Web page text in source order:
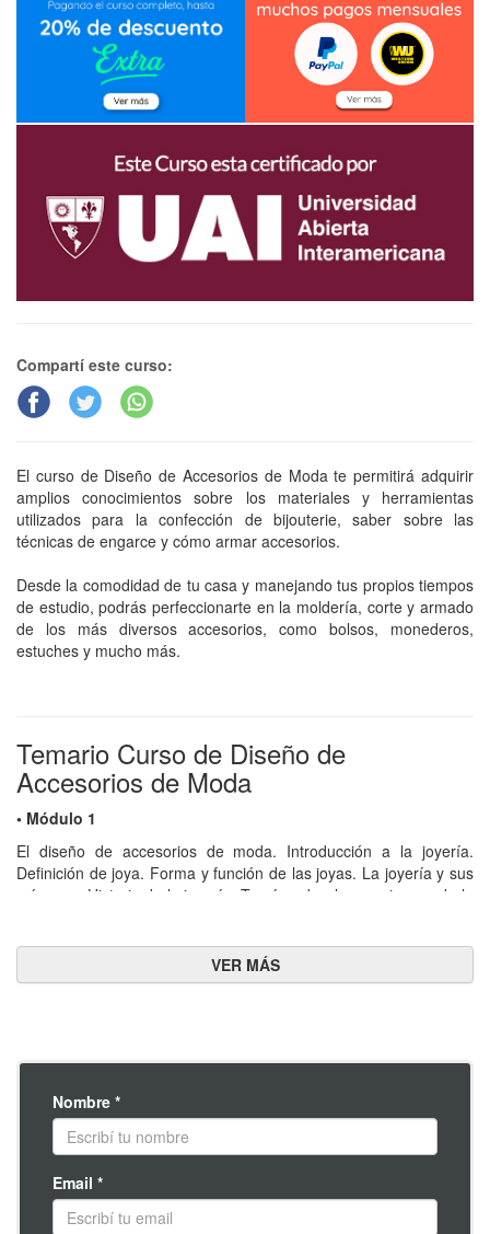
Compartí este curso:
El curso de Diseño de Accesorios de Moda te permitirá adquirir
amplios conocimientos sobre los materiales y herramientas
utilizados para la confección de bijouterie, saber sobre las
técnicas de engarce y cómo armar accesorios.
Desde la comodidad de tu casa y manejando tus propios tiempos
de estudio, podrás perfeccionarte en la moldería, corte y armado
de los más diversos accesorios, como bolsos, monederos,
estuches y mucho más.
Temario Curso de Diseño de
Accesorios de Moda
• Módulo 1
El diseño de accesorios de moda. Introducción a la joyería.
Definición de joya. Forma y función de las joyas. La joyería y sus
orígenes. Historia de la joyería. Teoría sobre los comienzos de la
babero. Tendencia Boho o bohemia.
• Módulo 3
Materiales y herramientas necesarios para la confección de
bijouterie. Materiales principales. Herramientas principales.
Ornamentos y accesorios: metálicos, enchapados y acrílicos.
• Módulo 4
Nombre *
Email *